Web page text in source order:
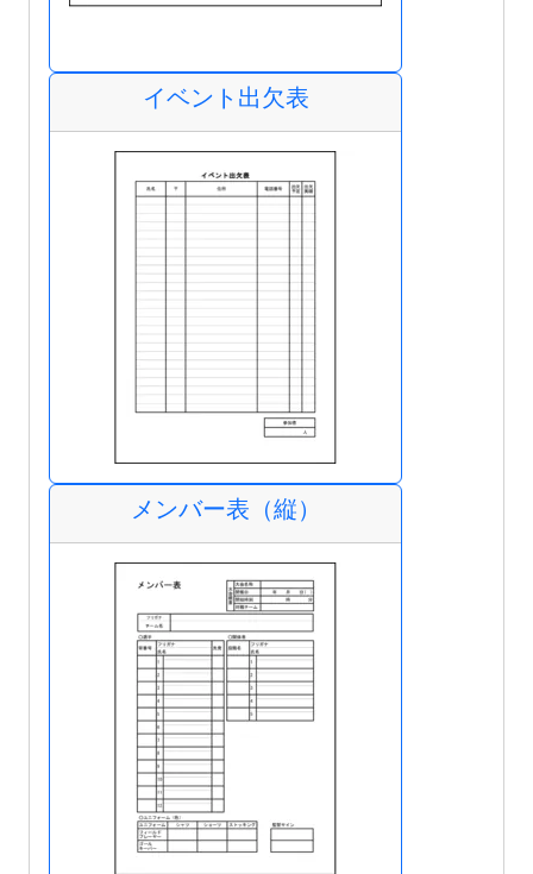
イベント出欠表
メンバー表（縦）